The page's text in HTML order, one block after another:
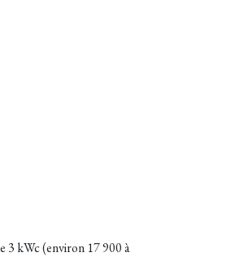
3 kWc (environ 17 900 à